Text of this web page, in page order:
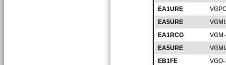
EA1URE
EA5URE
EA1RCG
EA5URE
EB1FE